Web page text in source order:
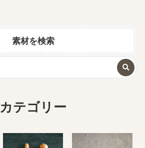
素材を検索
カテゴリー